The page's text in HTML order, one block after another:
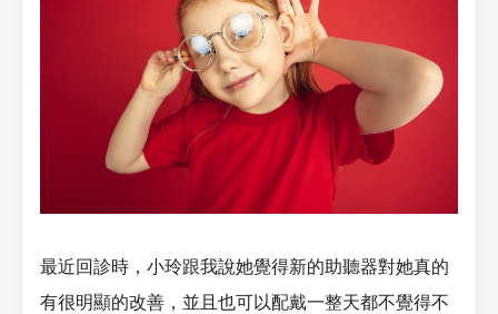
最近回診時，小玲跟我說她覺得新的助聽器對她真的
有很明顯的改善，並且也可以配戴一整天都不覺得不